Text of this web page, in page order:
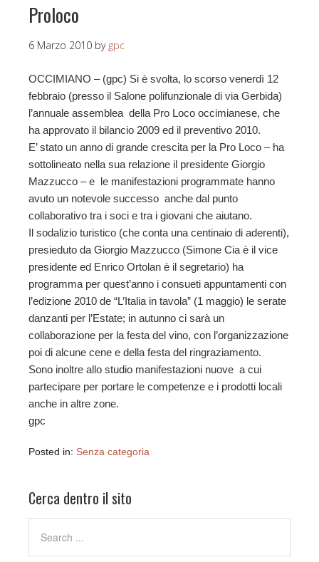
Proloco
6 Marzo 2010 by gpc
OCCIMIANO – (gpc) Si è svolta, lo scorso venerdì 12
febbraio (presso il Salone polifunzionale di via Gerbida)
l’annuale assemblea della Pro Loco occimianese, che
ha approvato il bilancio 2009 ed il preventivo 2010.
E’ stato un anno di grande crescita per la Pro Loco – ha
sottolineato nella sua relazione il presidente Giorgio
Mazzucco – e le manifestazioni programmate hanno
avuto un notevole successo anche dal punto
collaborativo tra i soci e tra i giovani che aiutano.
Il sodalizio turistico (che conta una centinaio di aderenti),
presieduto da Giorgio Mazzucco (Simone Cia è il vice
presidente ed Enrico Ortolan è il segretario) ha
programma per quest’anno i consueti appuntamenti con
l’edizione 2010 de “L’Italia in tavola” (1 maggio) le serate
danzanti per l’Estate; in autunno ci sarà un
collaborazione per la festa del vino, con l’organizzazione
poi di alcune cene e della festa del ringraziamento.
Sono inoltre allo studio manifestazioni nuove a cui
partecipare per portare le competenze e i prodotti locali
anche in altre zone.
gpc
Posted in: Senza categoria
Cerca dentro il sito